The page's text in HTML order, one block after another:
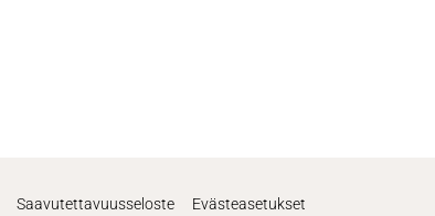
Saavutettavuusseloste Evästeasetukset